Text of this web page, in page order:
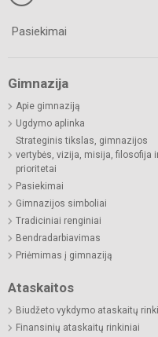
Pasiekimai
Gimnazija
Apie gimnaziją
Ugdymo aplinka
Strateginis tikslas, gimnazijos
vertybės, vizija, misija, filosofija
prioritetai
Pasiekimai
Gimnazijos simboliai
Tradiciniai renginiai
Bendradarbiavimas
Priėmimas į gimnaziją
Ataskaitos
Biudžeto vykdymo ataskaitų
Finansinių ataskaitų rinkiniai